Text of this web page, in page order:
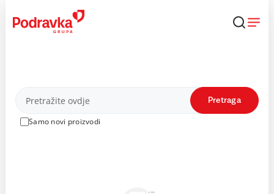
content
Proizvodi
Samo novi proizvodi
Pretraga